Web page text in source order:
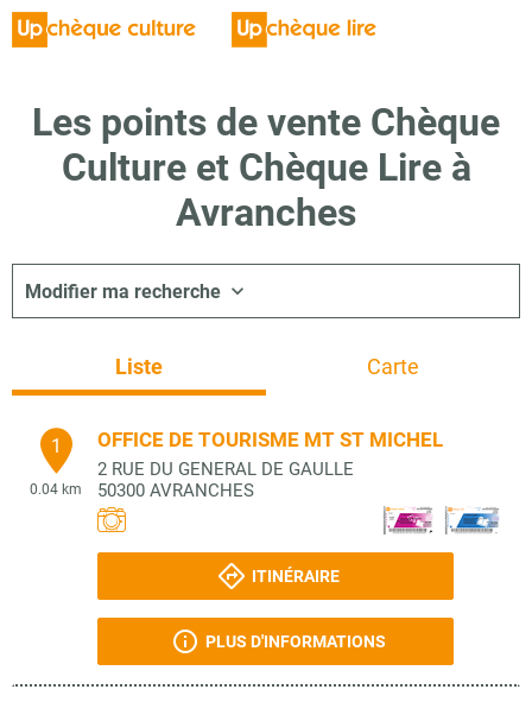
Les points de vente Chèque
Culture et Chèque Lire à
Avranches
Modifier ma recherche
Liste Carte
1
0.04 km
OFFICE DE TOURISME MT ST MICHEL
2 RUE DU GENERAL DE GAULLE
50300 AVRANCHES
ITINÉRAIRE
PLUS D'INFORMATIONS